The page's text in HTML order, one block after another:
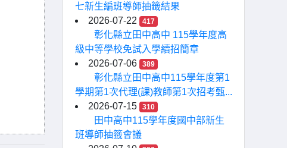
七新生編班導師抽籤結果
2026-07-22
417
彰化縣立田中高中 115學年度高
級中等學校免試入學續招簡章
2026-07-06
389
彰化縣立田中高中115學年度第1
學期第1次代理(課)教師第1次招考甄...
2026-07-15
310
田中高中115學年度國中部新生
班導師抽籤會議